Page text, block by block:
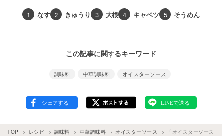
1 なす 2 きゅうり 3 大根 4 キャベツ 5 そうめん
この記事に関するキーワード
調味料 中華調味料 オイスターソース
TOP レシピ 調味料 中華調味料 オイスターソース 「オイスターソース